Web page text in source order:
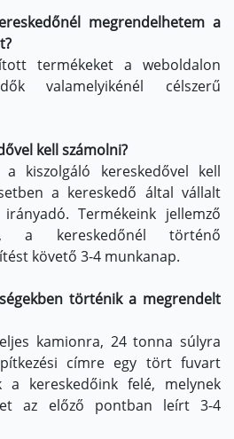
megrendelhetem a
termékeket a weboldalon
valamelyikénél célszerű
kell számolni?
kiszolgáló kereskedővel kell
a kereskedő által vállalt
Termékeink jellemző
a kereskedőnél történő
követő 3-4 munkanap.
történik a megrendelt
kamionra, 24 tonna súlyra
címre egy tört fuvart
a kereskedőink felé, melynek
az előző pontban leírt 3-4